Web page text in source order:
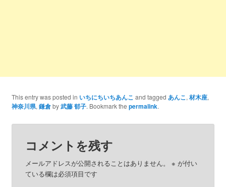
This entry was posted in いちにちいちあんこ and tagged あんこ, 材木座,
神奈川県, 鎌倉by武藤 郁子. Bookmark the permalink.
コメントを残す
メールアドレスが公開されることはありません。 ※ が付い
ている欄は必須項目です